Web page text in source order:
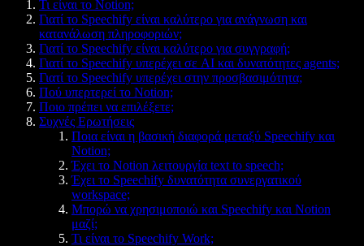
Τι είναι το Notion;
Γιατί το Speechify είναι καλύτερο για ανάγνωση και
κατανάλωση πληροφοριών;
Γιατί το Speechify είναι καλύτερο για συγγραφή;
Γιατί το Speechify υπερέχει σε AI και δυνατότητες agents;
Γιατί το Speechify υπερέχει στην προσβασιμότητα;
Πού υπερτερεί το Notion;
Ποιο πρέπει να επιλέξετε;
Συχνές Ερωτήσεις
Ποια είναι η βασική διαφορά μεταξύ Speechify και
Notion;
Έχει το Notion λειτουργία text to speech;
Έχει το Speechify δυνατότητα συνεργατικού
workspace;
Μπορώ να χρησιμοποιώ και Speechify και Notion
μαζί;
Τι είναι το Speechify Work;